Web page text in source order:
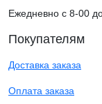
Ежедневно с 8-00
Покупателям
Доставка заказа
Оплата заказа